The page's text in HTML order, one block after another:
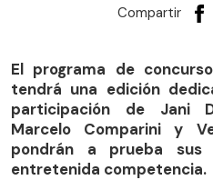
Compartir
El programa de
tendrá una edición
participación de Jani
Marcelo Comparini y
pondrán a prueba sus
entretenida competencia.